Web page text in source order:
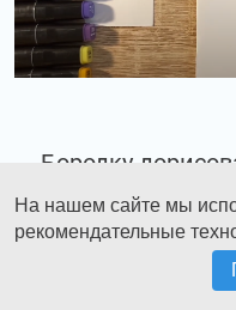
Бородку
На нашем сайте мы
рекомендательные